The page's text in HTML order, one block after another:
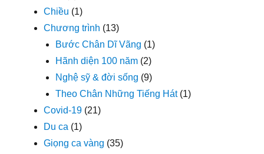
Chiều (1)
Chương trình (13)
Bước Chân Dĩ Vãng (1)
Hãnh diện 100 năm (2)
Nghệ sỹ & đời sống (9)
Theo Chân Những Tiếng Hát(1)
Covid-19 (21)
Du ca (1)
Giọng ca vàng (35)